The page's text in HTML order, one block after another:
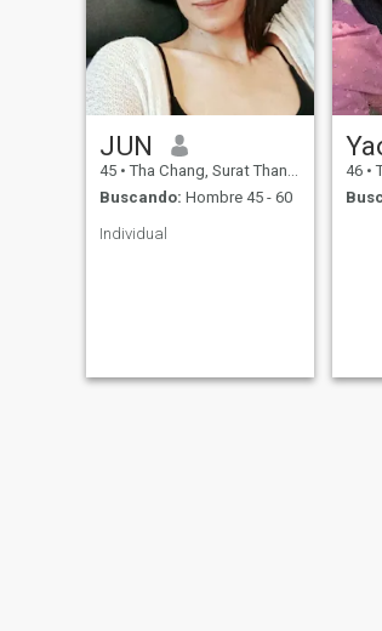
JUN
45 • Tha Chang, Surat Thani, Tailandia
Buscando: Hombre 45 - 60
Individual
46 •